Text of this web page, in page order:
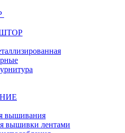
вышивания
вышивки лентами